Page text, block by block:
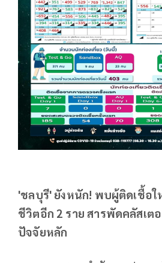
'ชลบุรี' ยังหนัก! พบผู้ติดเชื้อใ
ชีวิตอีก 2 ราย สารพัดคลัสเตอ
ปัจจัยหลัก